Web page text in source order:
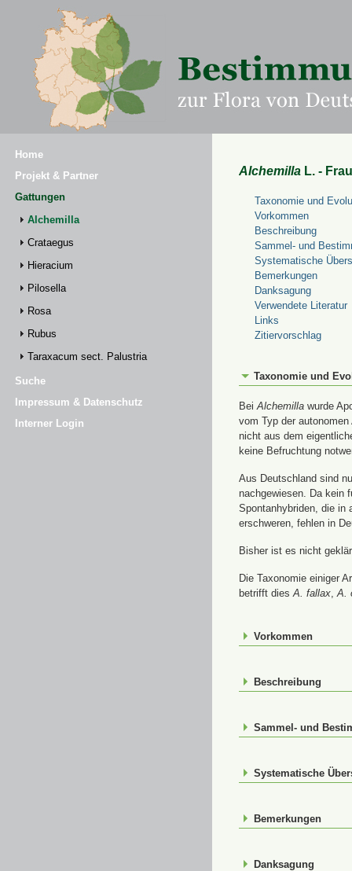
Home
Projekt & Partner
Gattungen
Alchemilla
Crataegus
Hieracium
Pilosella
Rosa
Rubus
Taraxacum sect. Palustria
Suche
Impressum & Datenschutz
Interner Login
Alchemilla L. -
Taxonomie und
Vorkommen
Beschreibung
Sammel- und
Systematische
Bemerkungen
Danksagung
Verwendete Literatur
Links
Zitiervorschlag
Taxonomie und
BeiAlchemilla wurde
vom Typ der
nicht aus dem
keine Befruchtung
Aus Deutschland sind
nachgewiesen. Da kein
Spontanhybriden, die in
erschweren, fehlen in
Bisher ist es nicht
Die Taxonomie einiger
betrifft diesA. fallax,A.
Vorkommen
Beschreibung
Sammel- und
Systematische
Bemerkungen
Danksagung